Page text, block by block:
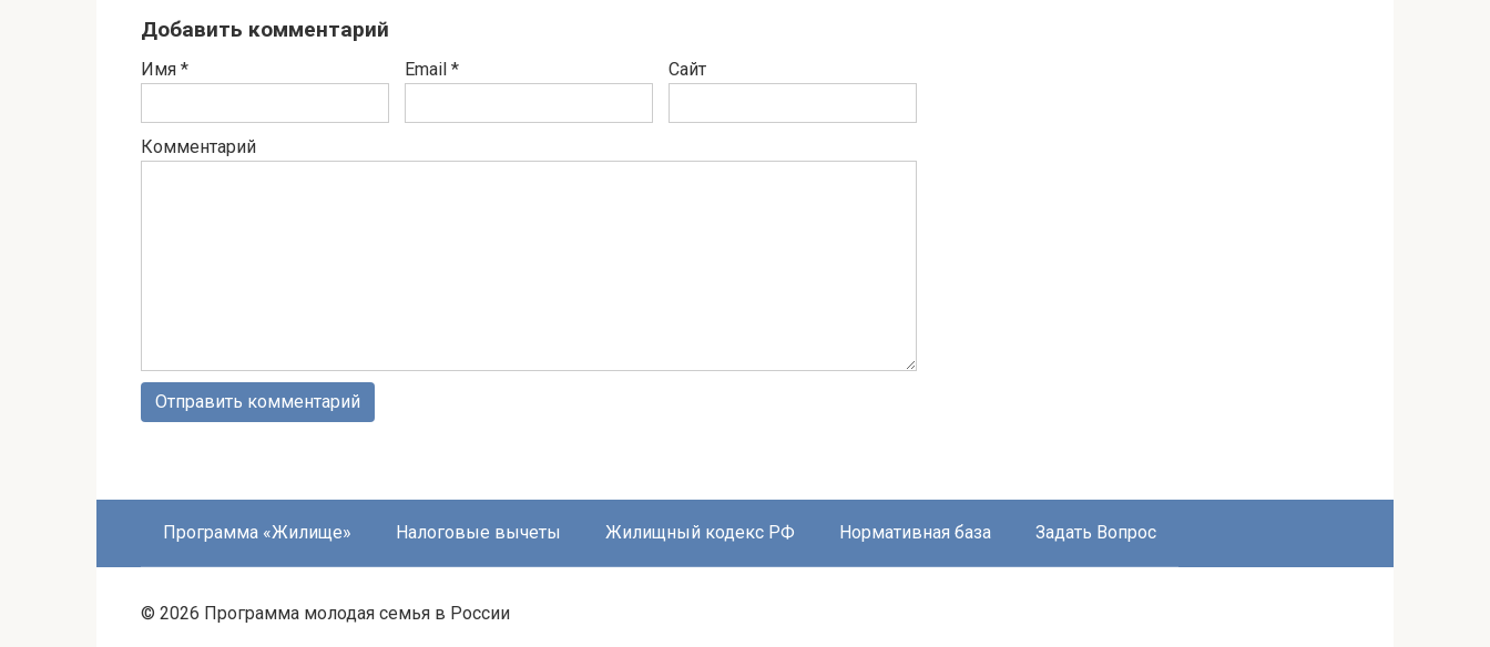
Добавить комментарий
Имя * Email * Сайт
Комментарий
Программа «Жилище» Налоговые вычеты Жилищный кодекс РФ Нормативная база Задать Вопрос
© 2026 Программа молодая семья в России